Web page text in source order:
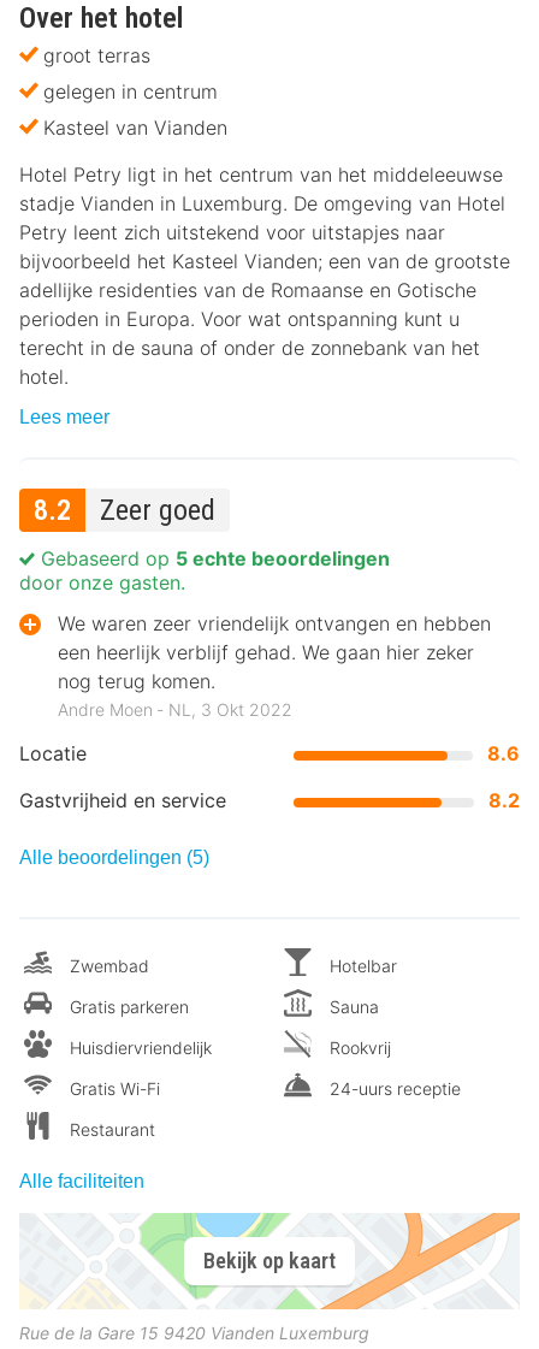
Over het hotel
groot terras
gelegen in centrum
Kasteel van Vianden
Hotel Petry ligt in het centrum van het middeleeuwse
stadje Vianden in Luxemburg. De omgeving van Hotel
Petry leent zich uitstekend voor uitstapjes naar
bijvoorbeeld het Kasteel Vianden; een van de grootste
adellijke residenties van de Romaanse en Gotische
perioden in Europa. Voor wat ontspanning kunt u
terecht in de sauna of onder de zonnebank van het
hotel.
Lees meer
8.2 Zeer goed
Locatie
8.6
Gastvrijheid en service
8.2
Gebaseerd op 5 echte beoordelingen
door onze gasten.
We waren zeer vriendelijk ontvangen en hebben
een heerlijk verblijf gehad. We gaan hier zeker
nog terug komen.
Andre Moen ‐ NL, 3 Okt 2022
Alle beoordelingen (5)
Zwembad
Gratis parkeren
Huisdiervriendelijk
Gratis Wi-Fi
Restaurant
Hotelbar
Sauna
Rookvrij
24-uurs receptie
Alle faciliteiten
Bekijk op kaart
Rue de la Gare 15 9420 Vianden Luxemburg